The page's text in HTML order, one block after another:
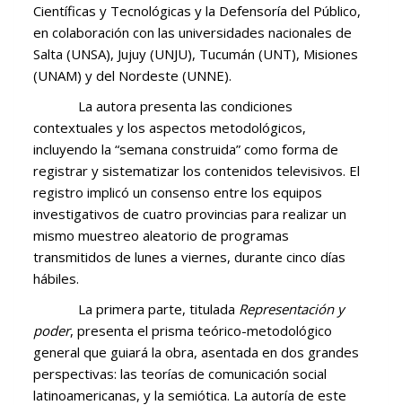
Científicas y Tecnológicas y la Defensoría del Público,
en colaboración con las universidades nacionales de
Salta (UNSA), Jujuy (UNJU), Tucumán (UNT), Misiones
(UNAM) y del Nordeste (UNNE).
La autora presenta las condiciones
contextuales y los aspectos metodológicos,
incluyendo la “semana construida” como forma de
registrar y sistematizar los contenidos televisivos. El
registro implicó un consenso entre los equipos
investigativos de cuatro provincias para realizar un
mismo muestreo aleatorio de programas
transmitidos de lunes a viernes, durante cinco días
hábiles.
La primera parte, titulada Representación y
poder, presenta el prisma teórico-metodológico
general que guiará la obra, asentada en dos grandes
perspectivas: las teorías de comunicación social
latinoamericanas, y la semiótica. La autoría de este